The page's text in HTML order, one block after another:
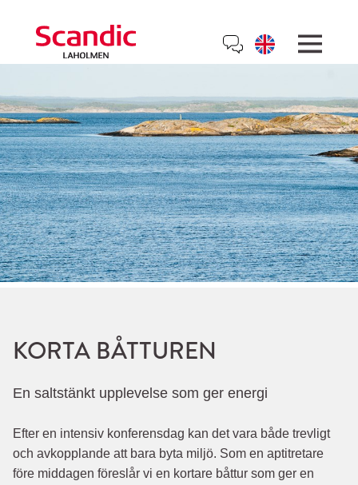
KORTA BÅTTUREN
En saltstänkt upplevelse som ger energi
Efter en intensiv konferensdag kan det vara både trevligt
och avkopplande att bara byta miljö. Som en aptitretare
före middagen föreslår vi en kortare båttur som ger en